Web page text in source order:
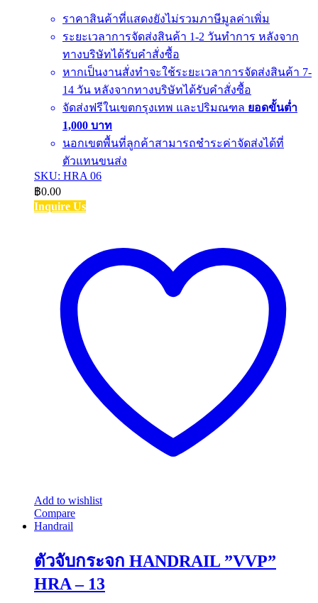
ราคาสินค้าที่แสดงยังไม่รวมภาษีมูลค่าเพิ่ม
ระยะเวลาการจัดส่งสินค้า 1-2 วันทำการ หลังจาก
ทางบริษัทได้รับคำสั่งซื้อ
หากเป็นงานสั่งทำจะใช้ระยะเวลาการจัดส่งสินค้า 7-
14 วัน หลังจากทางบริษัทได้รับคำสั่งซื้อ
จัดส่งฟรีในเขตกรุงเทพ และปริมณฑล ยอดขั้นต่ำ
1,000 บาท
นอกเขตพื้นที่ลูกค้าสามารถชำระค่าจัดส่งได้ที่
ตัวแทนขนส่ง
SKU: HRA 06
฿0.00
Inquire Us
Add to wishlist
Compare
Handrail
ตัวจับกระจก HANDRAIL ”VVP”
HRA – 13